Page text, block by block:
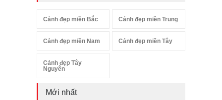
Cảnh đẹp miền Bắc Cảnh đẹp miền Trung
Cảnh đẹp miền Nam Cảnh đẹp miền Tây
Cảnh đẹp Tây
Nguyên
Mới nhất